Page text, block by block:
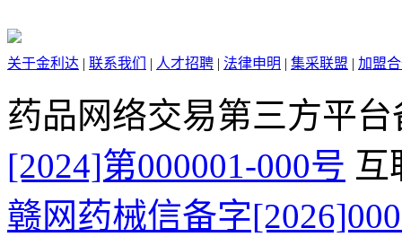
关于金利达 | 联系我们 | 人才招聘 | 法律申明 | 集采联盟 | 加盟
药品网络交易第三方平
[2024]第000001-000号 互
赣网药械信备字